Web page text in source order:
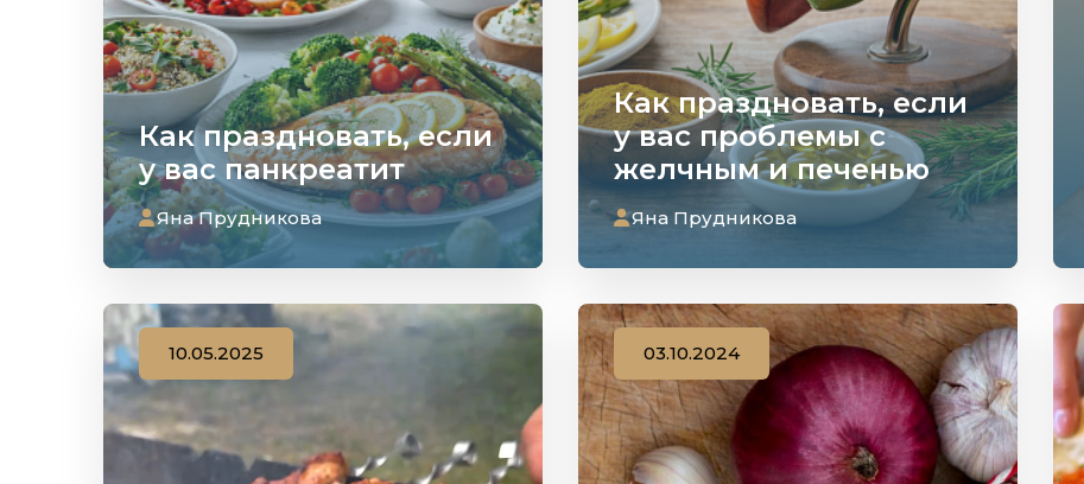
Как праздновать, если
у вас панкреатит
Яна Прудникова
Как праздновать, если
у вас проблемы с
желчным и печенью
Яна Прудникова
10.05.2025 03.10.2024